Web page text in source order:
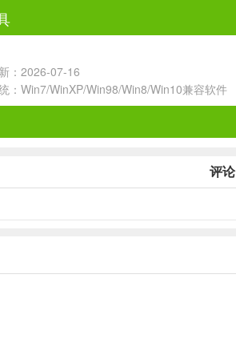
：2026-07-16
：Win7/WinXP/Win98/Win8/Win10兼容软件
评论